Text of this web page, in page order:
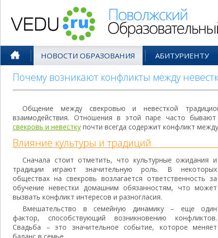
НОВОСТИ ОБРАЗОВАНИЯ АБИТУРИЕНТУ
Почему возникают конфликты между
Общение между свекровью и невесткой
взаимодействия. Отношения в этой паре часто
свекровь и невестку почти всегда содержит конфликт
Влияние культуры и традиций
Сначала стоит отметить, что культурные ожидания и
традиции играют значительную роль. В некоторых
обществах на свекровь возлагается ответственность за
обучение невестки домашним обязанностям, что может
вызвать конфликт интересов и разногласия.
Вмешательство в семейную динамику – еще один
фактор, способствующий возникновению конфликтов.
Свадьба – это значительное событие, которое меняет